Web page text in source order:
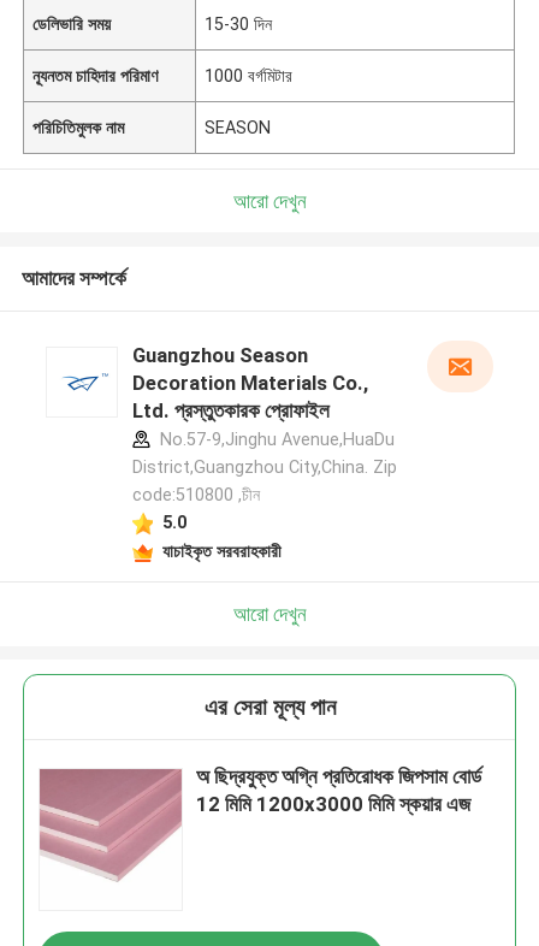
ডেলিভারি সময় 15-30 দিন
ন্যূনতম চাহিদার পরিমাণ 1000 বর্গমিটার
পরিচিতিমুলক নাম SEASON
আরো দেখুন
আমাদের সম্পর্কে
Guangzhou Season
Decoration Materials Co.,
Ltd. প্রস্তুতকারক প্রোফাইল
No.57-9,Jinghu Avenue,HuaDu
District,Guangzhou City,China. Zip
code:510800 ,চীন
5.0
যাচাইকৃত সরবরাহকারী
আরো দেখুন
এর সেরা মূল্য পান
অ ছিদ্রযুক্ত অগ্নি প্রতিরোধক জিপসাম বোর্ড
12 মিমি 1200x3000 মিমি স্কয়ার এজ